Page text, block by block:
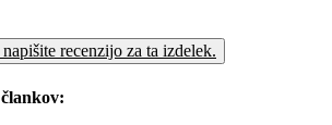
recenzijo za ta izdelek.